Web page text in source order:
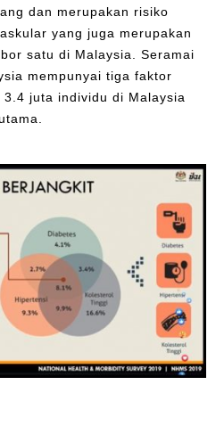
dan merupakan risiko
yang juga merupakan
satu di Malaysia. Seramai
mempunyai tiga faktor
juta individu di Malaysia